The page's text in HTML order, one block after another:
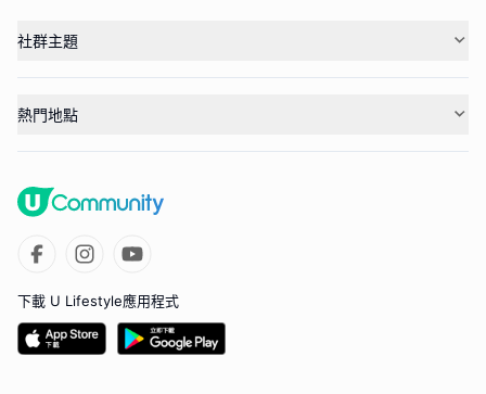
社群主題
熱門地點
下載 U Lifestyle應用程式